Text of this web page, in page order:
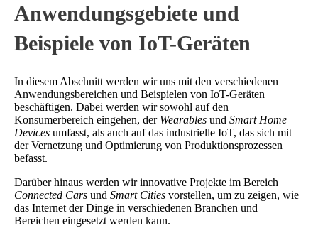
Anwendungsgebiete und
Beispiele von IoT-Geräten
In diesem Abschnitt werden wir uns mit den verschiedenen
Anwendungsbereichen und Beispielen von IoT-Geräten
beschäftigen. Dabei werden wir sowohl auf den
Konsumerbereich eingehen, der Wearables und Smart Home
Devices umfasst, als auch auf das industrielle IoT, das sich mit
der Vernetzung und Optimierung von Produktionsprozessen
befasst.
Darüber hinaus werden wir innovative Projekte im Bereich
Connected Cars und Smart Cities vorstellen, um zu zeigen, wie
das Internet der Dinge in verschiedenen Branchen und
Bereichen eingesetzt werden kann.